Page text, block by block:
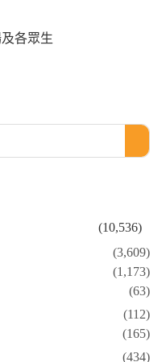
各眾生
(10,536)
(3,609)
(1,173)
(63)
(112)
(165)
(434)